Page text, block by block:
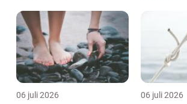
06 juli 2026 06 juli 2026